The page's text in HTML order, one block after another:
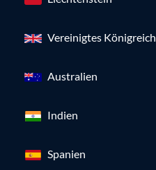
Vereinigtes Königreich
Australien
Indien
Spanien